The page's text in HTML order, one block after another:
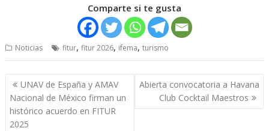
Comparte si te gusta
Noticias fitur,fitur 2026, ifema,turismo
Navegación
de
entradas
UNAV de España y AMAV
Nacional de México firman un
histórico acuerdo en FITUR
2025
Abierta convocatoria a Havana
Club Cocktail Maestros